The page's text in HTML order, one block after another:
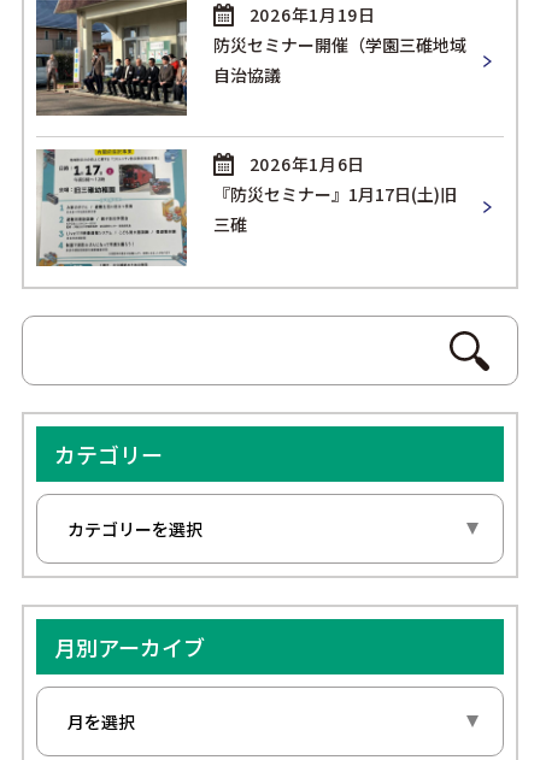
2026年1月19日
防災セミナー開催（学園三碓地域
自治協議
2026年1月6日
『防災セミナー』1月17日(土)旧
三碓
カテゴリー
月別アーカイブ